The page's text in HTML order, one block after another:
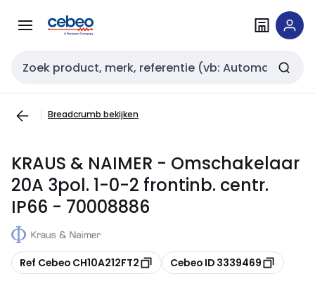
naar
naar
Zoekveld invoer
Breadcrumb bekijken
KRAUS & NAIMER - Omschakelaar
20A 3pol. 1-0-2 frontinb. centr.
IP66 - 70008886
Kopiëren
Ref Cebeo CH10A212FT2 Kopiëren
Cebeo ID 3339469